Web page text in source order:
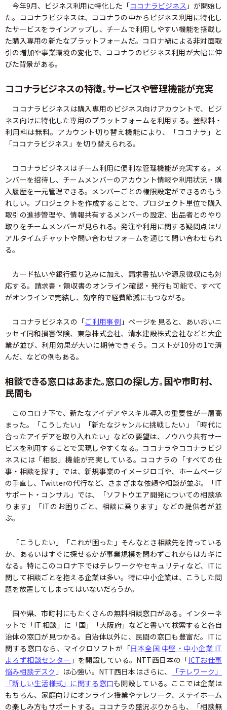
今年9月、ビジネス利用に特化した「ココナラビジネス 」が開始し
た。ココナラビジネスは、ココナラの中からビジネス利用に特化し
たサービスをラインアップし、チームで利用しやすい機能を搭載し
た購入専用の新たなプラットフォームだ。コロナ禍による非対面取
引の増加や事業環境の変化で、ココナラのビジネス利用が大幅に伸
びた背景がある。
ココナラビジネスの特徴。サービスや管理機能が充実
ココナラビジネスは購入専用のビジネス向けアカウントで、ビジ
ネス向けに特化した専用のプラットフォームを利用する。登録料・
利用料は無料。アカウント切り替え機能により、「ココナラ」と
「ココナラビジネス」を切り替えられる。
ココナラビジネスはチーム利用に便利な管理機能が充実する。メ
ンバーを招待し、チームメンバーのアカウント情報や利用状況・購
入履歴を一元管理できる。メンバーごとの権限設定ができるのもう
れしい。プロジェクトを作成することで、プロジェクト単位で購入
取引の進捗管理や、情報共有するメンバーの設定、出品者とのやり
取りをチームメンバーが見られる。発注や利用に関する疑問点はリ
アルタイムチャットや問い合わせフォームを通じて問い合わせられ
る。
カード払いや銀行振り込みに加え、請求書払いや源泉徴収にも対
応する。請求書・領収書のオンライン確認・発行も可能で、すべて
がオンラインで完結し、効率的で経費節減にもつながる。
ココナラビジネスの「ご利用事例 」ページを見ると、あいおいニ
ッセイ同和損害保険、東急株式会社、清水建設株式会社などと大企
業が並び、利用効果が大いに期待できそう。コストが10分の1で済
んだ、などの例もある。
相談できる窓口はあまた。窓口の探し方。国や市町村、
民間も
このコロナ下で、新たなアイデアやスキル導入の重要性が一層高
まった。「こうしたい」「新たなジャンルに挑戦したい」「時代に
合ったアイデアを取り入れたい」などの要望は、ノウハウ共有サー
ビスを利用することで実現しやすくなる。ココナラやココナラビジ
ネスには「相談」機能が充実している。ココナラの「すべての仕
事・相談を探す」では、新規事業のイメージロゴや、ホームページ
の手直し、Twitterの代行など、さまざまな依頼や相談が並ぶ。「IT
サポート・コンサル」では、「ソフトウエア開発についての相談承
ります」「ITのお困りごと、相談に乗ります」などの提供者が並
ぶ。
「こうしたい」「これが困った」そんなとき相談先を持っている
か、あるいはすぐに探せるかが事業規模を問わずこれからはカギに
なる。特にこのコロナ下ではテレワークやセキュリティなど、ITに
関して相談ごとを抱える企業は多い。特に中小企業は、こうした問
題を放置してしまってはいないだろうか。
国や県、市町村にもたくさんの無料相談窓口がある。インターネ
ットで「IT 相談」に「国」「大阪府」などと書いて検索すると各自
治体の窓口が見つかる。自治体以外に、民間の窓口も豊富だ。ITに
関する窓口なら、マイクロソフトが「日本全国 中堅・中小企業 IT
よろず相談センター 」を開設している。NTT西日本の「ICTお仕事
悩み相談デスク 」は心強い。NTT西日本はさらに、
「テレワーク」
「新しい生活様式」に関する窓口も開設している。ここでは企業は
もちろん、家庭向けにオンライン授業やテレワーク、ステイホーム
の楽しみ方もサポートする。ココナラの盛況ぶりからも、「相談無